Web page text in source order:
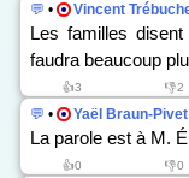
💬 • Vincent
Les familles
faudra beaucoup
👍3 👎2
💬 • Yaël Braun-Pivet
La parole est à M.
👍0 👎0